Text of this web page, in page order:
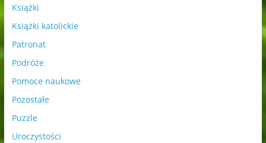
Książki
Książki katolickie
Patronat
Podróże
Pomoce naukowe
Pozostałe
Puzzle
Uroczystości